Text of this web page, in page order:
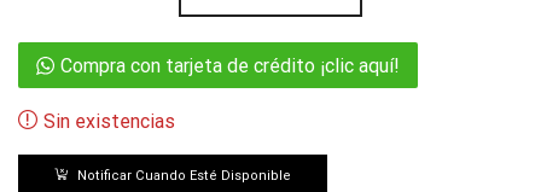
Compra con tarjeta de crédito ¡clic aquí!
Sin existencias
Notificar Cuando Esté Disponible